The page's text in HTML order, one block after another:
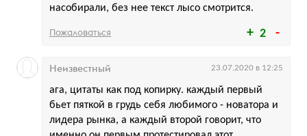
2
насобирали, без нее текст лысо смотрится.
Пожаловаться
ага, цитаты как под копирку. каждый первый
бьет пяткой в грудь себя любимого - новатора и
лидера рынка, а каждый второй говорит, что
Неизвестный 23.07.2020 в 12:25